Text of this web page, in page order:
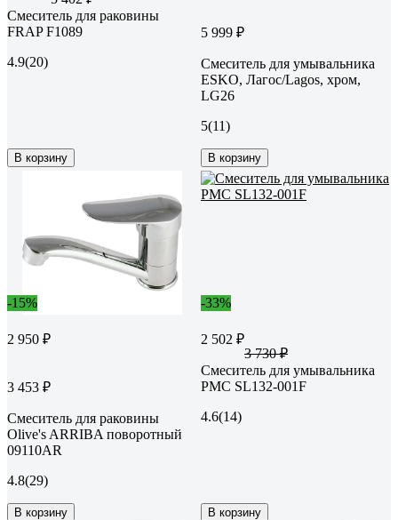
Смеситель для раковины
FRAP F1089
4.9(20)
В корзину
5 999 ₽
Смеситель для умывальника
ESKO, Лагос/Lagos, хром,
LG26
5(11)
В корзину
-15%
2 950 ₽
3 453 ₽
Смеситель для раковины
Olive's ARRIBA поворотный
09110AR
4.8(29)
В корзину
-33%
2 502 ₽
3 730 ₽
Смеситель для умывальника
РМС SL132-001F
4.6(14)
В корзину